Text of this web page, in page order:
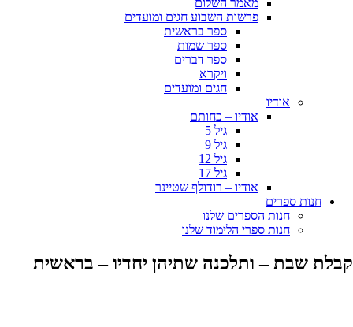
מאמר השלום
פרשות השבוע חגים ומועדים
ספר בראשית
ספר שמות
ספר דברים
ויקרא
חגים ומועדים
אודיו
אודיו – כחותם
גיל 5
גיל 9
גיל 12
גיל 17
אודיו – רודולף שטיינר
חנות ספרים
חנות הספרים שלנו
חנות ספרי הלימוד שלנו
שבת – ותלכנה שתיהן יחדיו – בראשית